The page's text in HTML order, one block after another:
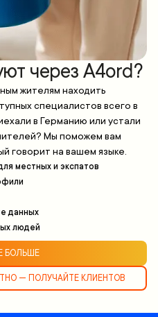
через A4ord?
жителям находить
специалистов всего в
в Германию или устали
Мы поможем вам
говорит на вашем языке.
местных и экспатов
данных
людей
БОЛЬШЕ
— ПОЛУЧАЙТЕ КЛИЕНТОВ